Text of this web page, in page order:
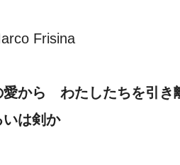
Frisina
から わたしたちを引き
は剣か